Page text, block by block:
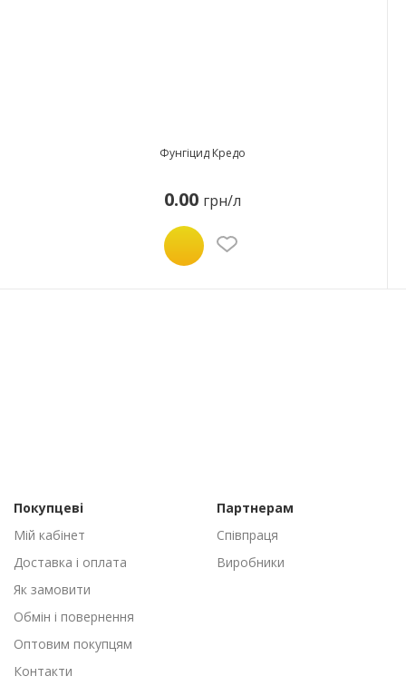
Фунгіцид Кредо
0.00 грн/л
Покупцеві
Мій кабінет
Доставка і оплата
Як замовити
Обмін і повернення
Оптовим покупцям
Контакти
Партнерам
Співпраця
Виробники